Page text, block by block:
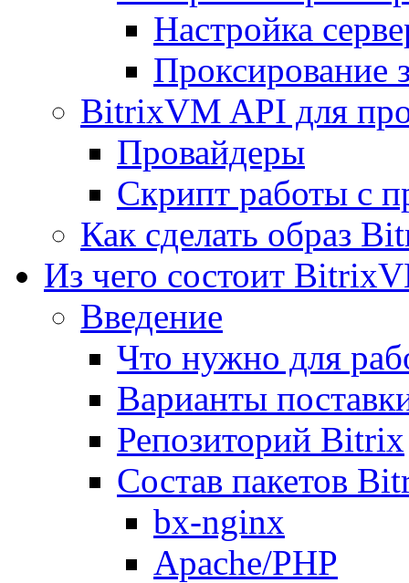
Настройка
Проксирование
BitrixVM API для
Провайдеры
Скрипт работы с
Как сделать образ
Из чего состоит
Введение
Что нужно для
Варианты
Репозиторий Bitrix
Состав пакетов
bx-nginx
Apache/PHP